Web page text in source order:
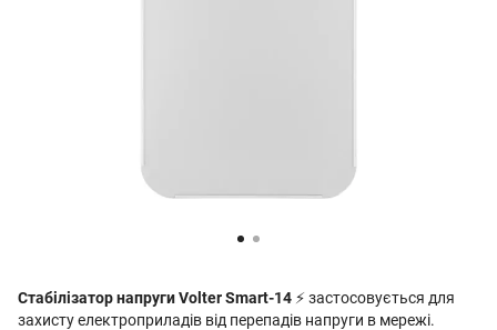
Стабілізатор напруги Volter Smart-14 ⚡ застосовується для
захисту електроприладів від перепадів напруги в мережі.